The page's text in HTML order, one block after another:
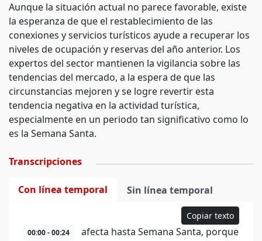
Aunque la situación actual no parece favorable, existe
la esperanza de que el restablecimiento de las
conexiones y servicios turísticos ayude a recuperar los
niveles de ocupación y reservas del año anterior. Los
expertos del sector mantienen la vigilancia sobre las
tendencias del mercado, a la espera de que las
circunstancias mejoren y se logre revertir esta
tendencia negativa en la actividad turística,
especialmente en un periodo tan significativo como lo
es la Semana Santa.
Transcripciones
Con línea temporal Sin línea temporal
Copiar texto
00:00 - 00:24
afecta hasta Semana Santa, porque